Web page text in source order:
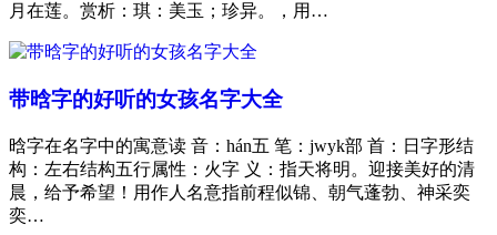
月在莲。赏析：琪：美玉；珍异。，用…
带晗字的好听的女孩名字大全
晗字在名字中的寓意读 音：hán五 笔：jwyk部 首：日字形结
构：左右结构五行属性：火字 义：指天将明。迎接美好的清
晨，给予希望！用作人名意指前程似锦、朝气蓬勃、神采奕
奕…